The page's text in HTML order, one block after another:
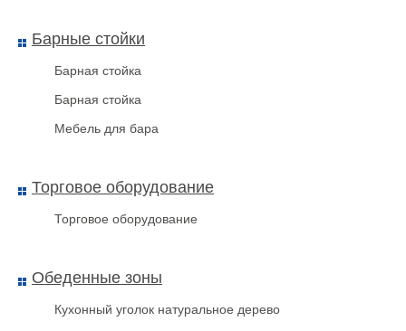
Фаст 150
Барные стойки
Барная стойка
Барная стойка
Мебель для бара
Торговое оборудование
Торговое оборудование
Обеденные зоны
Кухонный уголок натуральное дерево